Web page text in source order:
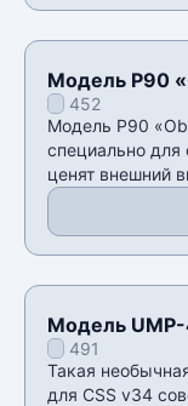
Модель P90
452
Модель P90
специально для
ценят внешний
Модель UMP-
491
Такая
для CSS v34